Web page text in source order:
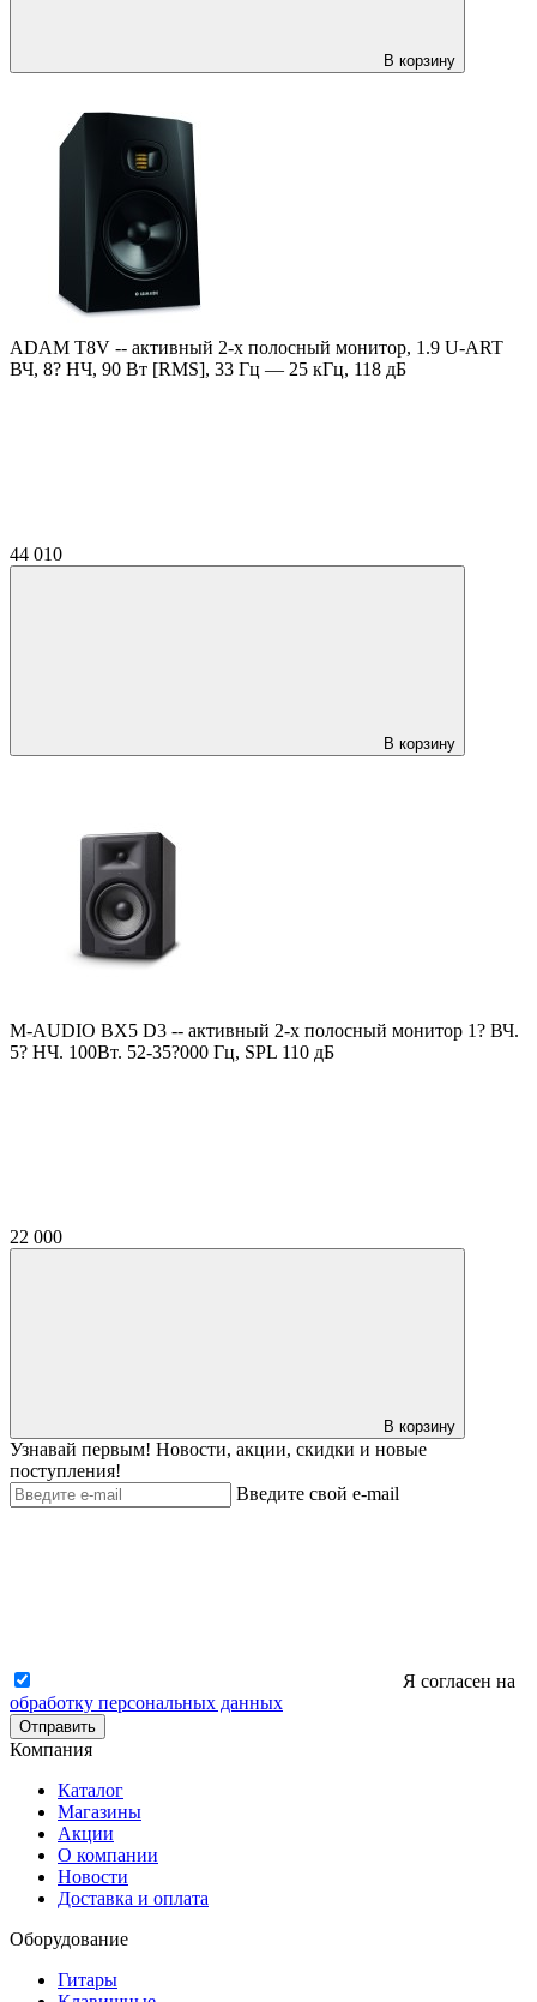
В корзину
ADAM T8V -- активный 2-х полосный монитор, 1.9 U-ART
ВЧ, 8? НЧ, 90 Вт [RMS], 33 Гц — 25 кГц, 118 дБ
44 010
В корзину
M-AUDIO BX5 D3 -- активный 2-х полосный монитор 1? ВЧ.
5? НЧ. 100Вт. 52-35?000 Гц, SPL 110 дБ
22 000
В корзину
Узнавай первым! Новости, акции, скидки и новые
поступления!
Введите свой e-mail
Я согласен на
обработку персональных данных
Отправить
Компания
Каталог
Магазины
Акции
О компании
Новости
Доставка и оплата
Оборудование
Гитары